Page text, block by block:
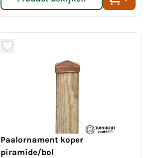
Paalornament koper
piramide/bol